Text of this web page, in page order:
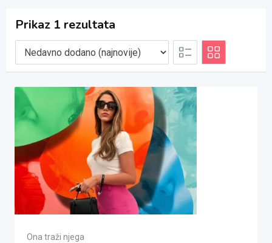
Prikaz 1 rezultata
Ona traži njega